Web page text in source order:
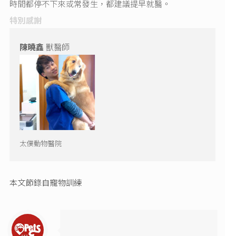
時間都停不下來或常發生，都建議提早就醫。
特別感謝
陳曉鑫 獸醫師
太僕動物醫院
本文節錄自寵物訓練